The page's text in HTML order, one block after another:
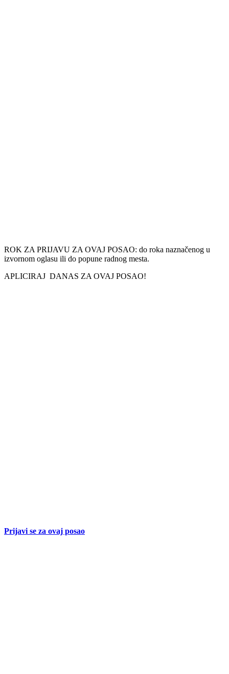
ROK ZA PRIJAVU ZA OVAJ POSAO: do roka naznačenog u
izvornom oglasu ili do popune radnog mesta.
APLICIRAJ DANAS ZA OVAJ POSAO!
Prijavi se za ovaj posao